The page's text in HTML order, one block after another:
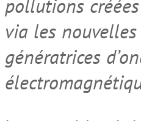
pollutions
via les
génératrices